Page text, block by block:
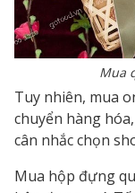
Mua
Tuy nhiên, mua
chuyển hàng
cân nhắc chọn
Mua hộp đựng